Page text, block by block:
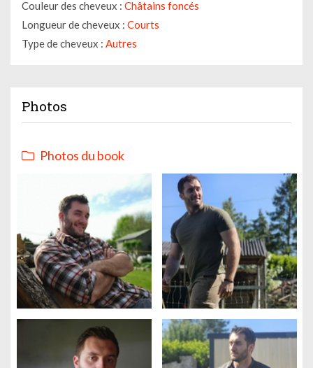
Couleur des cheveux : Châtains foncés
Longueur de cheveux : Courts
Type de cheveux : Autres
Photos
Photos du book